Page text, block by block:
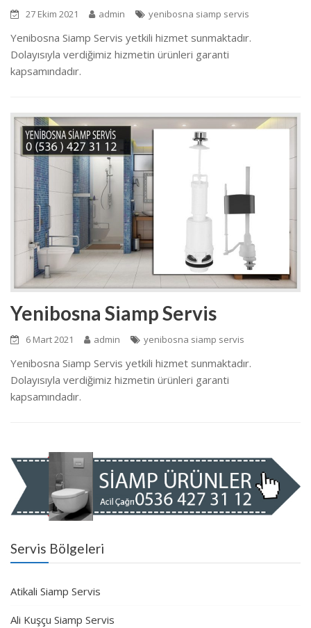
27 Ekim 2021 admin yenibosna siamp servis
Yenibosna Siamp Servis yetkili hizmet sunmaktadır.
Dolayısıyla verdiğimiz hizmetin ürünleri garanti
kapsamındadır.
Yenibosna Siamp Servis
6 Mart 2021 admin yenibosna siamp servis
Yenibosna Siamp Servis yetkili hizmet sunmaktadır.
Dolayısıyla verdiğimiz hizmetin ürünleri garanti
kapsamındadır.
Servis Bölgeleri
Atikali Siamp Servis
Ali Kuşçu Siamp Servis